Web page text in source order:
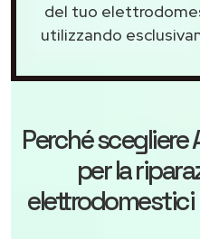
del tuo
utilizzando
Perché scegliere
per la